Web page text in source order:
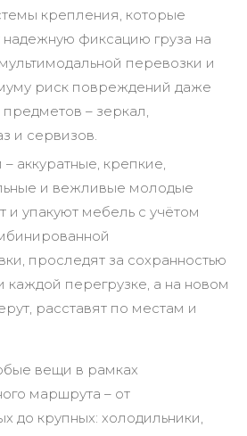
крепления, которые
фиксацию груза на
перевозки и
риск повреждений даже
– зеркал,
и сервизов.
аккуратные, крепкие,
и вежливые молодые
и упакуют мебель с учётом
проследят за сохранностью
каждой перегрузке, а на новом
расставят по местам и
вещи в рамках
маршрута – от
до крупных: холодильники,